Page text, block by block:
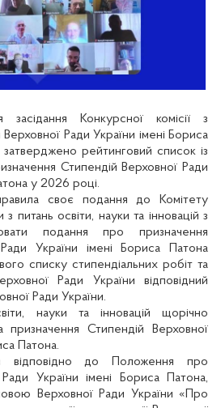
Конкурсної комісії з
Ради України імені Бориса
рейтинговий список із
Стипендій Верховної Ради
у 2026 році.
своє подання до Комітету
питань освіти, науки та інновацій з
подання про призначення
України імені Бориса Патона
списку стипендіальних робіт та
Ради України відповідний
Ради України.
науки та інновацій щорічно
Стипендій Верховної
Патона.
відповідно до Положення про
України імені Бориса Патона,
Верховної Ради України «Про